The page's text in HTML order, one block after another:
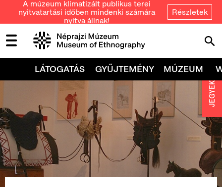
A múzeum klimatizált publikus terei
nyitvatartási időben mindenki számára
nyitva állnak!
Részletek
LÁTOGATÁS GYŰJTEMÉNY MÚZEUM
JEGYEK